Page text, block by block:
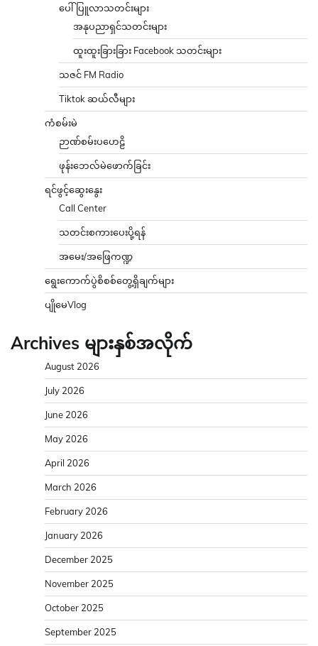
ပေါ်ပြူလာသတင်းများ
အနုပညာရှင်သတင်းများ
ထူးထူးခြားခြား Facebook သတင်းများ
သဇင် FM Radio
Tiktok ဆယ်လီများ
ကံစမ်းမဲ
ဉာဏ်စမ်းပဟေဠိ
ဖုန်းဘေလ်မဲဖောက်ခြင်း
ရင်ဖွင့်ဆွေးနွေး
Call Center
သတင်းစကားပေးပို့ရန်
အမေး/အဖြေကဏ္ဍ
ရွေးကောက်ပွဲစိစစ်တွေ့ရှိချက်များ
ပျိုမေVlog
Archives များနှစ်အလိုက်
August 2026
July 2026
June 2026
May 2026
April 2026
March 2026
February 2026
January 2026
December 2025
November 2025
October 2025
September 2025